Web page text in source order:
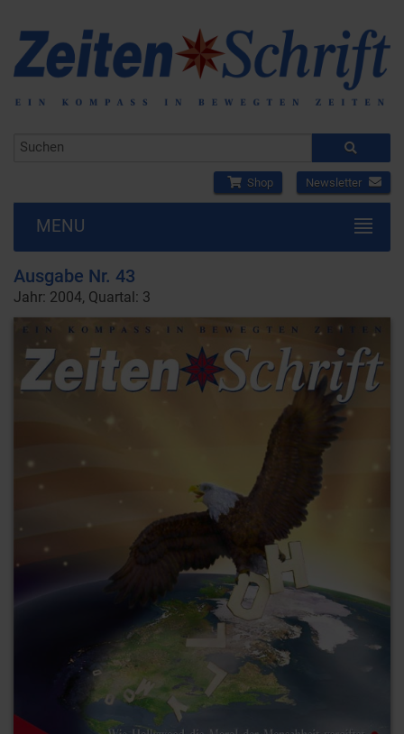
Shop Newsletter
MENU
Ausgabe Nr. 43
Jahr: 2004, Quartal: 3